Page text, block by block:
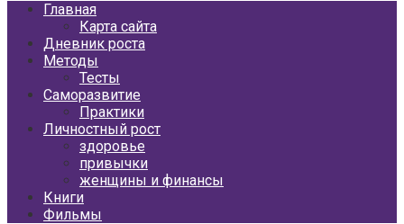
Главная
Карта сайта
Дневник роста
Методы
Тесты
Саморазвитие
Практики
Личностный рост
здоровье
привычки
женщины и финансы
Книги
Фильмы